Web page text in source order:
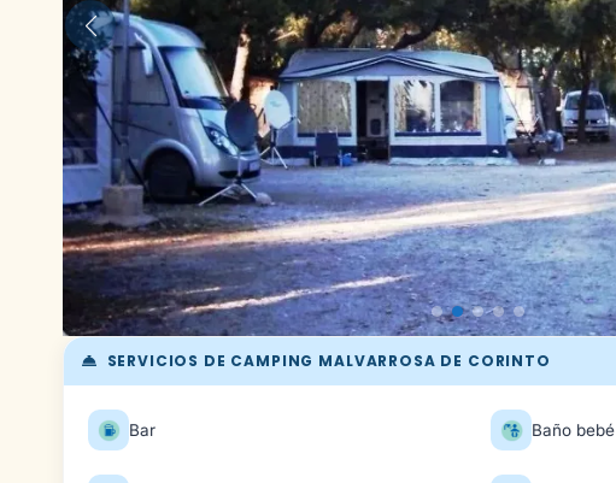
Anterior
SERVICIOS DE CAMPING MALVARROSA DE CORINTO
Bar Baño bebé